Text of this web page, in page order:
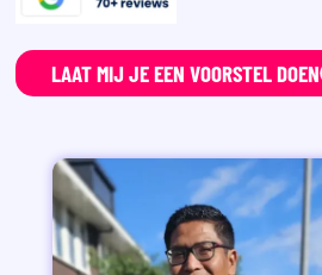
LAAT MIJ JE EEN VOORSTEL DOEN